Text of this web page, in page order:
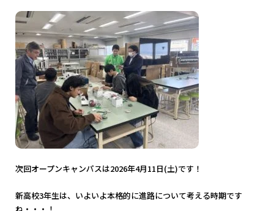
次回オープンキャンパスは2026年4月11日(土)です！
新高校3年生は、いよいよ本格的に進路について考える時期です